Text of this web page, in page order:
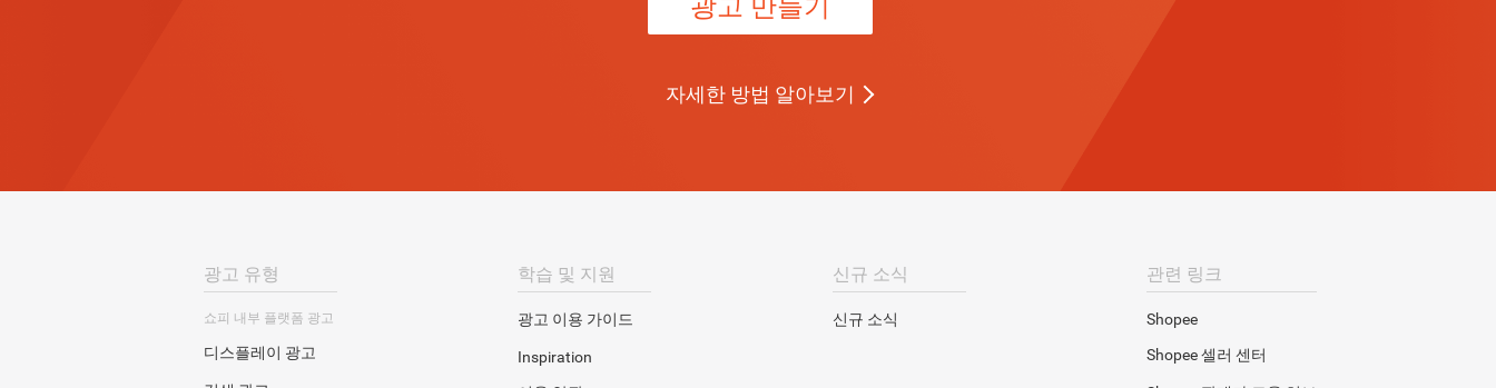
광고 만들기
자세한 방법 알아보기
광고 유형
쇼피 내부 플랫폼 광고
디스플레이 광고
학습 및 지원
광고 이용 가이드
Inspiration
신규 소식
신규 소식
관련 링크
Shopee
Shopee 셀러 센터